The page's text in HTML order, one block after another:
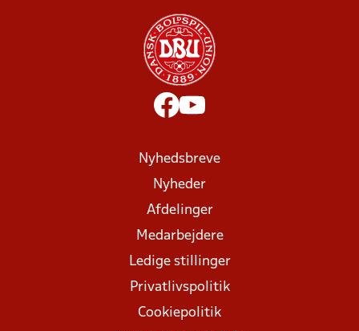
Nyhedsbreve
Nyheder
Afdelinger
Medarbejdere
Ledige stillinger
Privatlivspolitik
Cookiepolitik